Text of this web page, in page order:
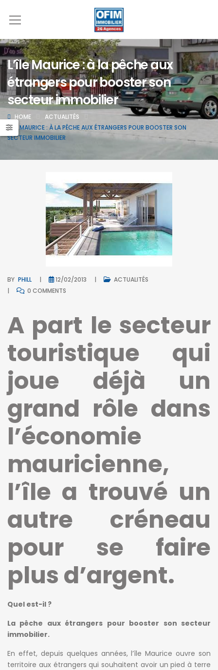
L’île Maurice : à la pêche aux
étrangers pour booster son
secteur immobilier
HOME
ACTUALITÉS
L’ÎLE MAURICE : À LA PÊCHE AUX ÉTRANGERS POUR BOOSTER SON
SECTEUR IMMOBILIER
BY PHILL 12/02/2013
ACTUALITÉS
0 COMMENTS
A part le secteur
touristique qui
joue déjà un
grand rôle dans
l’économie
mauricienne,
l’île a trouvé un
autre créneau
pour se faire
plus d’argent.
Quel est-il ?
La pêche aux étrangers pour booster son secteur
immobilier.
En effet, depuis quelques années, l’île Maurice ouvre son
territoire aux étrangers qui souhaitent avoir un pied à terre